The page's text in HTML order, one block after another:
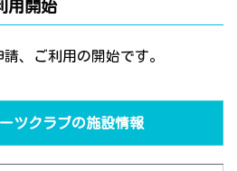
用開始
、ご利用の開始です。
ツクラブの施設情報